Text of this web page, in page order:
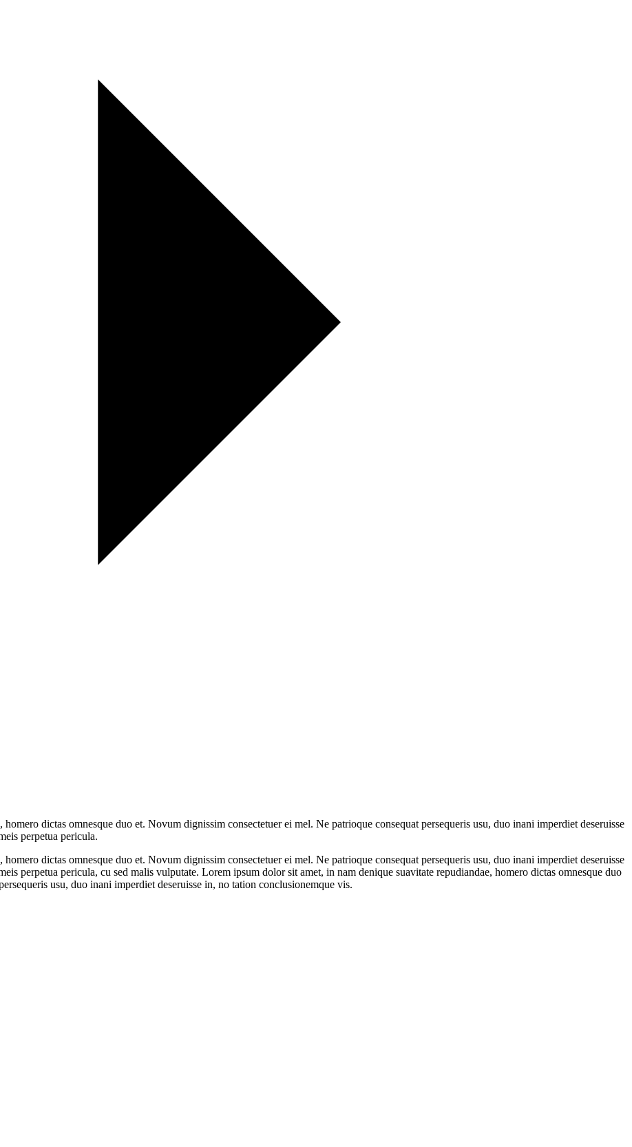
dictas omnesque duo et. Novum dignissim consectetuer ei mel. Ne patrioque consequat persequeris usu, duo inani imperdiet deseruisse
perpetua pericula.
dictas omnesque duo et. Novum dignissim consectetuer ei mel. Ne patrioque consequat persequeris usu, duo inani imperdiet deseruisse
perpetua pericula, cu sed malis vulputate. Lorem ipsum dolor sit amet, in nam denique suavitate repudiandae, homero dictas omnesque duo
usu, duo inani imperdiet deseruisse in, no tation conclusionemque vis.